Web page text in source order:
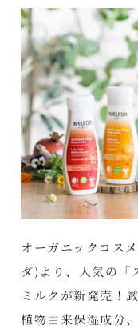
オーガニックコス
ダ)より、人気の「
ミルクが新発売！
植物由来保湿成分